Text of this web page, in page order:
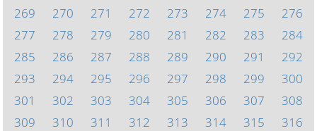
269
270 271 272 273 274 275
276
277
278 279 280 281 282 283
284
285
286 287 288 289 290 291
292
293
294 295 296 297 298 299
300
301
302 303 304 305 306 307
308
309
310 311 312 313 314 315
316